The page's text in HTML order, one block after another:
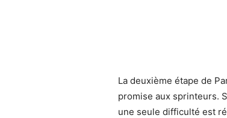
La deuxième étape de
promise aux sprinteurs.
une seule difficulté est